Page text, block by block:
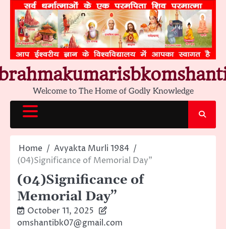
content
Welcome to The Home of Godly Knowledge
Home
Avyakta Murli 1984
(04)Significance of Memorial Day”
(04)Significance of
Memorial Day”
October 11, 2025
omshantibk07@gmail.com